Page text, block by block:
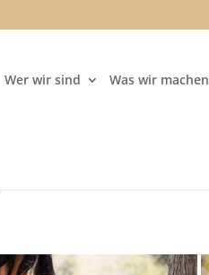
Wer wir sind Was wir machen